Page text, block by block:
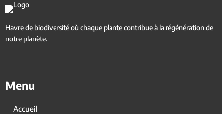
Havre de biodiversité où chaque plante contribue à la régénération de
notre planète.
Menu
Accueil